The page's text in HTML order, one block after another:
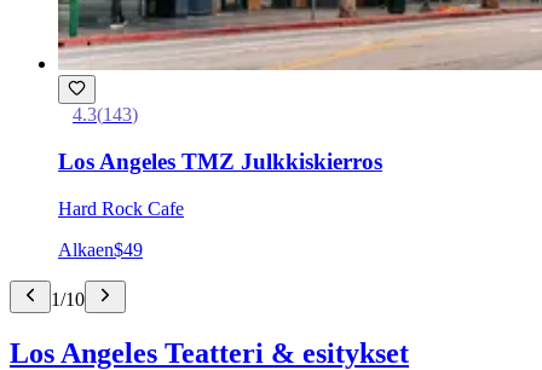
4.3(143)
Los Angeles TMZ Julkkiskierros
Hard Rock Cafe
Alkaen$49
1/10
Los Angeles Teatteri & esitykset